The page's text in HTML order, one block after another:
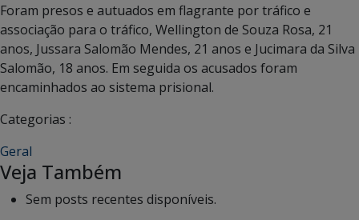
Foram presos e autuados em flagrante por tráfico e
associação para o tráfico, Wellington de Souza Rosa, 21
anos, Jussara Salomão Mendes, 21 anos e Jucimara da Silva
Salomão, 18 anos. Em seguida os acusados foram
encaminhados ao sistema prisional.
Categorias :
Geral
Veja Também
Sem posts recentes disponíveis.